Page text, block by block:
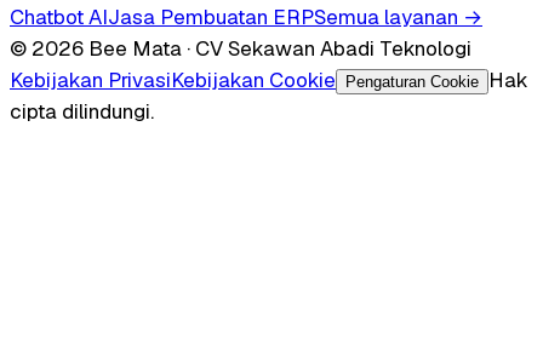
Chatbot AIJasa Pembuatan ERPSemua layanan →
© 2026 Bee Mata · CV Sekawan Abadi Teknologi
Kebijakan PrivasiKebijakan Cookie Pengaturan Cookie
Hak
cipta dilindungi.